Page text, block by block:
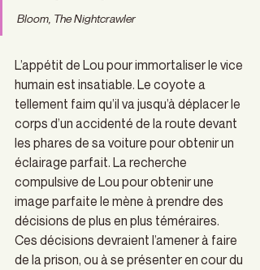
Bloom, The Nightcrawler
L’appétit de Lou pour immortaliser le vice
humain est insatiable. Le coyote a
tellement faim qu’il va jusqu’à déplacer le
corps d’un accidenté de la route devant
les phares de sa voiture pour obtenir un
éclairage parfait. La recherche
compulsive de Lou pour obtenir une
image parfaite le mène à prendre des
décisions de plus en plus téméraires.
Ces décisions devraient l’amener à faire
de la prison, ou à se présenter en cour du